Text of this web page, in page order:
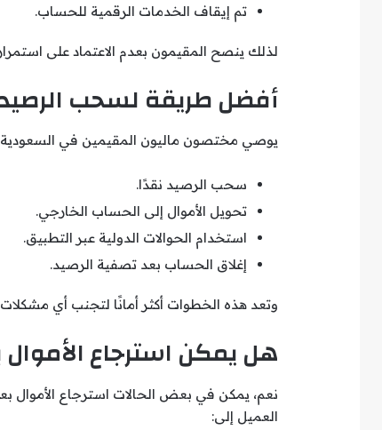
تم إيقاف الخدمات الرقمية للحساب.
لذلك ينصح المقيمون بعدم الاعتماد على
أفضل طريقة لسحب
يوصي مختصون ماليون المقيمين في السعودية
سحب الرصيد نقدًا.
تحويل الأموال إلى الحساب الخارجي.
استخدام الحوالات الدولية عبر التطبيق.
إغلاق الحساب بعد تصفية الرصيد.
وتعد هذه الخطوات أكثر أمانًا لتجنب أي
هل يمكن استرجاع
نعم، يمكن في بعض الحالات استرجاع الأموال
العميل إلى: